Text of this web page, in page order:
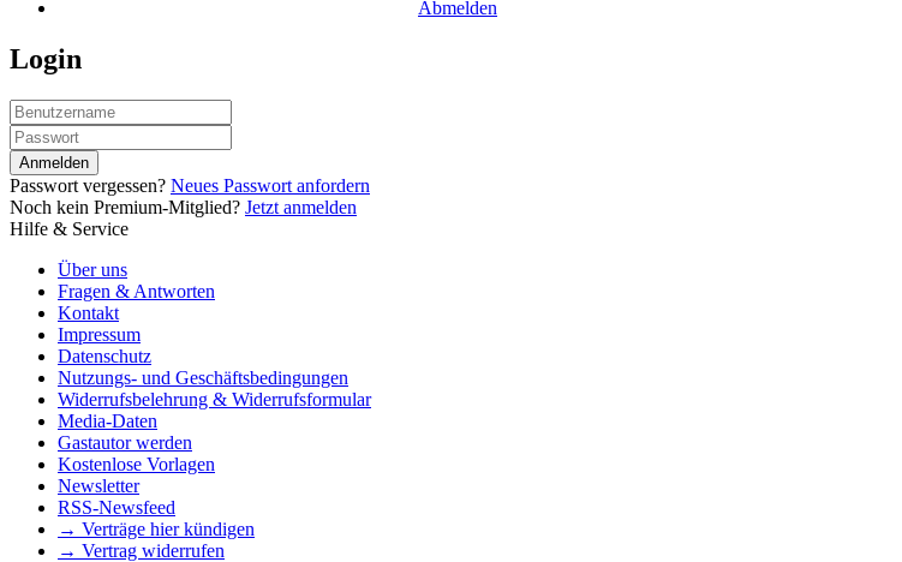
Abmelden
Login
Anmelden
Passwort vergessen? Neues Passwort anfordern
Noch kein Premium-Mitglied? Jetzt anmelden
Hilfe & Service
Über uns
Fragen & Antworten
Kontakt
Impressum
Datenschutz
Nutzungs- und Geschäftsbedingungen
Widerrufsbelehrung & Widerrufsformular
Media-Daten
Gastautor werden
Kostenlose Vorlagen
Newsletter
RSS-Newsfeed
→ Verträge hier kündigen
→ Vertrag widerrufen